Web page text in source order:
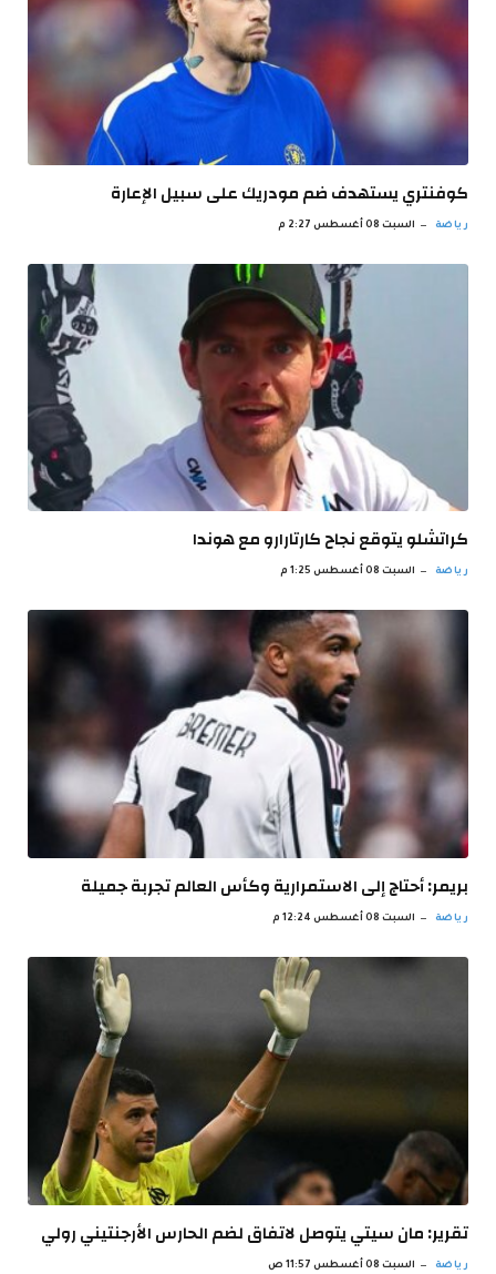
كوفنتري يستهدف ضم مودريك على سبيل الإعارة
رياضة السبت 08 أغسطس 2:27 م
كراتشلو يتوقع نجاح كارتارارو مع هوندا
رياضة السبت 08 أغسطس 1:25 م
بريمر: أحتاج إلى الاستمرارية وكأس العالم تجربة جميلة
رياضة السبت 08 أغسطس 12:24 م
تقرير: مان سيتي يتوصل لاتفاق لضم الحارس الأرجنتيني رولي
رياضة السبت 08 أغسطس 11:57 ص